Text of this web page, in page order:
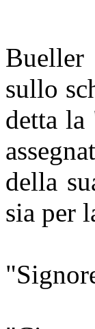
Bueller
sullo
detta la
della
sia per